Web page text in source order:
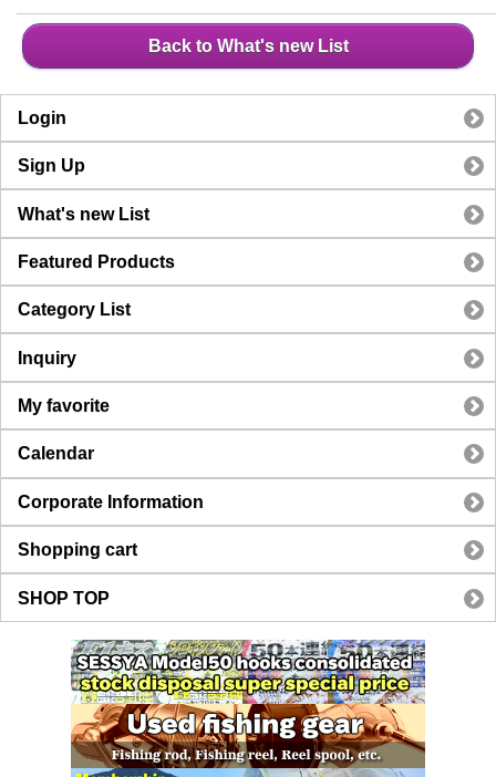
Back to What's new List
Login
Sign Up
What's new List
Featured Products
Category List
Inquiry
My favorite
Calendar
Corporate Information
Shopping cart
SHOP TOP